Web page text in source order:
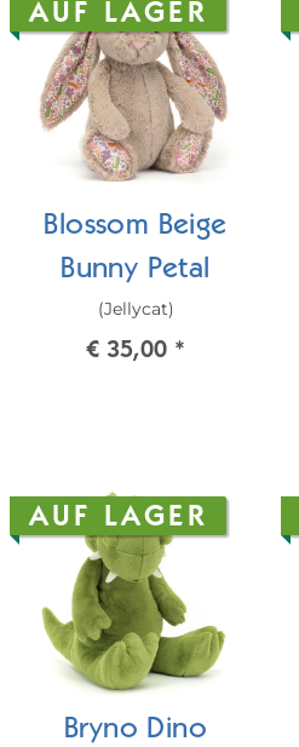
AUF LAGER
Blossom Beige
Bunny Petal
(Jellycat)
€ 35,00 *
AUF LAGER
Bryno Dino